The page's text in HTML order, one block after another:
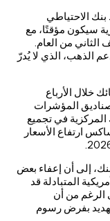
الاحتياطي
سيكون مؤقتًا، مع
من العام.
الذهب، الذي لا يُدرّ
خلال الأرباع
صناديق المؤشرات
المركزية في تجميع
ارتفاع الأسعار
إلى أن إعفاء بعض
المتبادلة قد
من أن
بفرض رسوم